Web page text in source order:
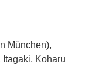
München),
Koharu